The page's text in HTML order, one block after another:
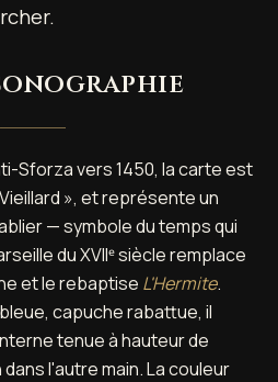
Sforza vers 1450, la carte est
», et représente un
— symbole du temps qui
du XVIIᵉ siècle remplace
et le rebaptise L'Hermite.
capuche rabattue, il
tenue à hauteur de
l'autre main. La couleur